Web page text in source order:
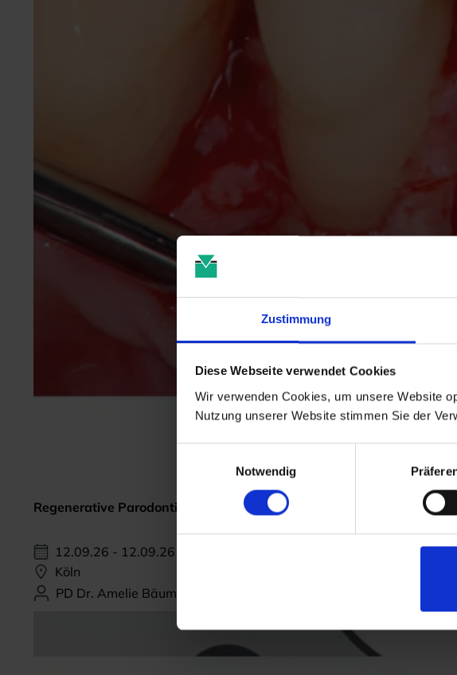
Zustimmung
Diese Webseite verwendet Cookies
Wir verwenden Cookies, um unsere Website
Nutzung unserer Website stimmen Sie der
Notwendig
Regenerative Parodontitis-Therapie
12.09.26 - 12.09.26
Köln
PD Dr. Amelie Bäumer-König, M.Sc.